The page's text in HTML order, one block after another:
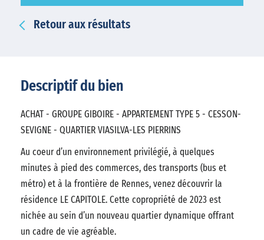
Retour aux résultats
Descriptif du bien
ACHAT - GROUPE GIBOIRE - APPARTEMENT TYPE 5 - CESSON-
SEVIGNE - QUARTIER VIASILVA-LES PIERRINS
Au coeur d’un environnement privilégié, à quelques
minutes à pied des commerces, des transports (bus et
métro) et à la frontière de Rennes, venez découvrir la
résidence LE CAPITOLE. Cette copropriété de 2023 est
nichée au sein d’un nouveau quartier dynamique offrant
un cadre de vie agréable.